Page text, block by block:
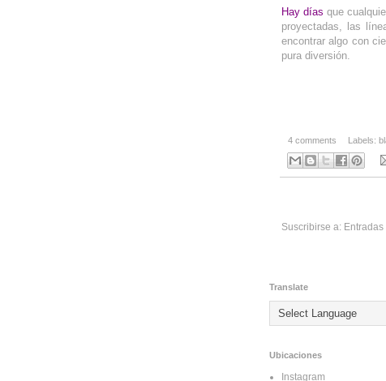
Hay díasque
proyectadas, las
encontrar algo con
pura diversión.
4 comments Labels:
Suscribirse a: Entradas
Translate
Ubicaciones
Instagram